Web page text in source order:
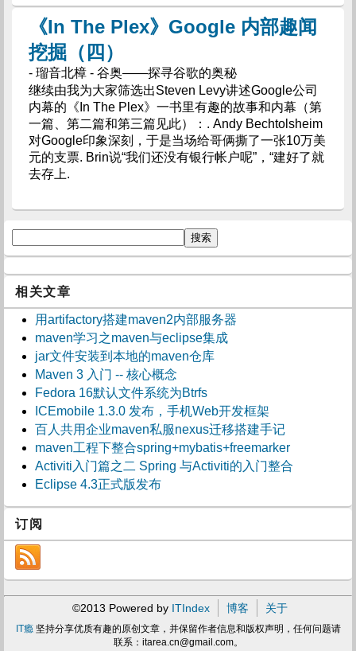
《In The Plex》Google 内部趣闻
挖掘（四）
- 瑠音北樟 - 谷奥——探寻谷歌的奥秘
继续由我为大家筛选出Steven Levy讲述Google公司
内幕的《In The Plex》一书里有趣的故事和内幕（第
一篇、第二篇和第三篇见此）：. Andy Bechtolsheim
对Google印象深刻，于是当场给哥俩撕了一张10万美
元的支票. Brin说“我们还没有银行帐户呢”，“建好了就
去存上.
相关文章
用artifactory搭建maven2内部服务器
maven学习之maven与eclipse集成
jar文件安装到本地的maven仓库
Maven 3 入门 -- 核心概念
Fedora 16默认文件系统为Btrfs
ICEmobile 1.3.0 发布，手机Web开发框架
百人共用企业maven私服nexus迁移搭建手记
maven工程下整合spring+mybatis+freemarker
Activiti入门篇之二 Spring 与Activiti的入门整合
Eclipse 4.3正式版发布
订阅
©2013 Powered by ITIndex 博客 关于
IT瘾坚持分享优质有趣的原创文章，并保留作者信息和版权声明，任何问题请
联系： itarea.cn@gmail.com。